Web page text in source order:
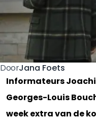
DoorJana Foets
Informateurs
Georges-Louis
week extra van de